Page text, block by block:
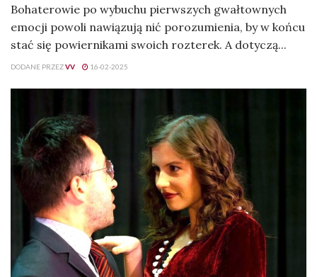
Bohaterowie po wybuchu pierwszych gwałtownych
emocji powoli nawiązują nić porozumienia, by w końcu
stać się powiernikami swoich rozterek. A dotyczą...
DODANE PRZEZVV 16-02-2025